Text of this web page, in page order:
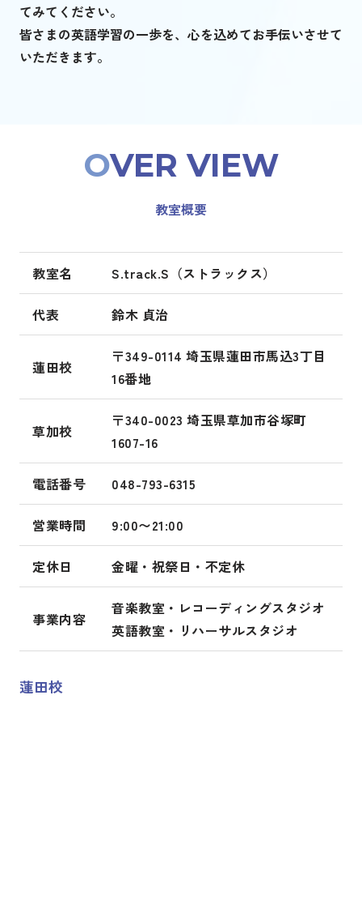
てみてください。
皆さまの英語学習の一歩を、心を込めてお手伝いさせて
いただきます。
OVER VIEW
教室概要
教室名 S.track.S（ストラックス）
代表 鈴木 貞治
蓮田校
〒349-0114 埼玉県蓮田市馬込3丁目
16番地
草加校
〒340-0023 埼玉県草加市谷塚町
1607-16
電話番号 048-793-6315
営業時間 9:00〜21:00
定休日 金曜・祝祭日・不定休
事業内容
音楽教室・レコーディングスタジオ
英語教室・リハーサルスタジオ
蓮田校